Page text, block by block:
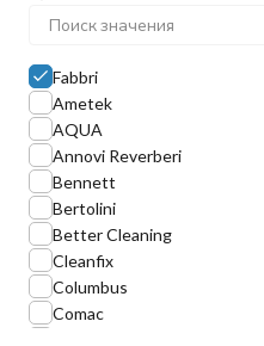
Ametek
AQUA
Annovi Reverberi
Bennett
Bertolini
Better Cleaning
Cleanfix
Columbus
Comac
Fabbri